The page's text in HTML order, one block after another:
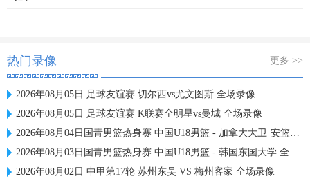
热门录像 更多 >>
2026年08月05日 足球友谊赛 切尔西vs尤文图斯 全场录像
2026年08月05日 足球友谊赛 K联赛全明星vs曼城 全场录像
2026年08月04日国青男篮热身赛 中国U18男篮 - 加拿大大卫·安篮球学院 全场录像
2026年08月03日国青男篮热身赛 中国U18男篮 - 韩国东国大学 全场录像
2026年08月02日 中甲第17轮 苏州东吴 VS 梅州客家 全场录像